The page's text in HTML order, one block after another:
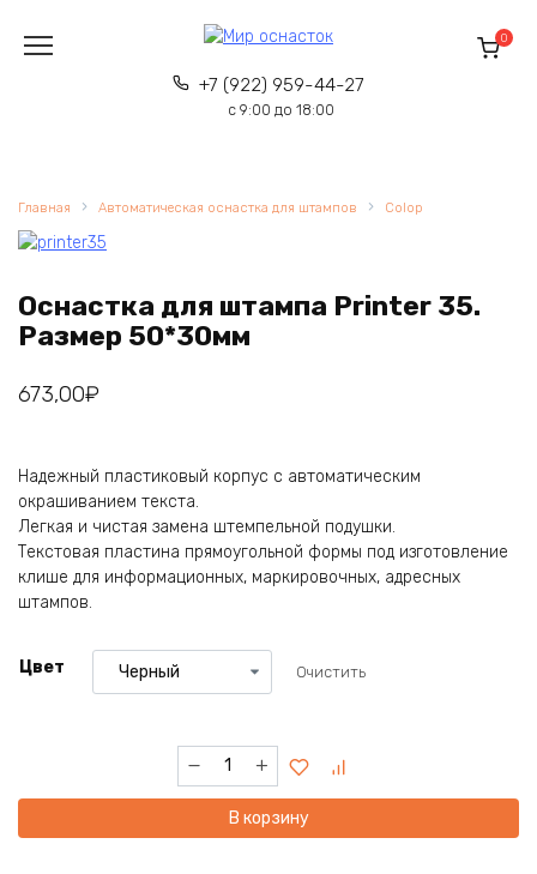
содержанию
+7 (922) 959-44-27
с 9:00 до 18:00
0
Главная Автоматическая оснастка для штампов Colop
Оснастка для штампа Printer 35.
Размер 50*30мм
673,00₽
Надежный пластиковый корпус с автоматическим
окрашиванием текста.
Легкая и чистая замена штемпельной подушки.
Текстовая пластина прямоугольной формы под изготовление
клише для информационных, маркировочных, адресных
штампов.
Цвет Очистить
Количество
товара
Оснастка
В корзину